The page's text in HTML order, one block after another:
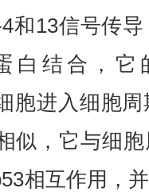
和13信号传
白结合，它
胞进入细胞
似，它与细
相互作用，